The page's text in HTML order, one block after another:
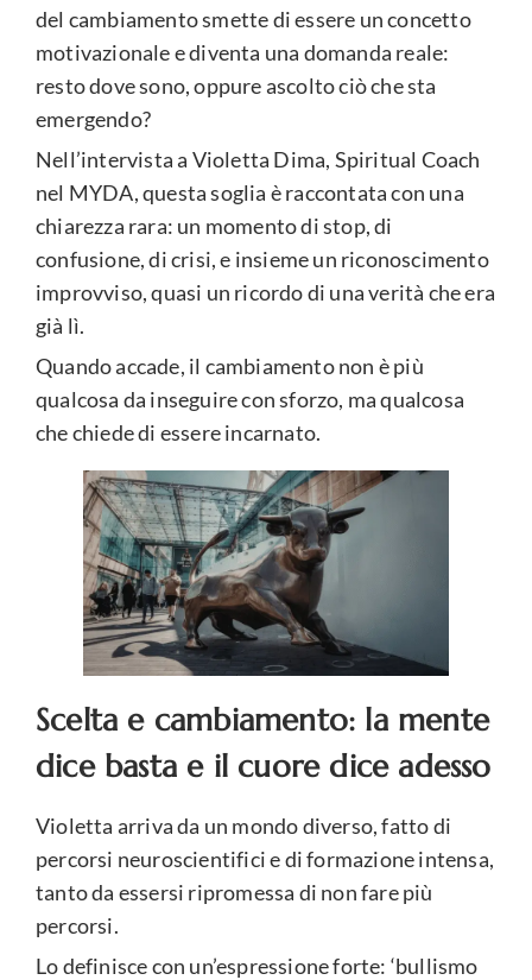
del cambiamento smette di essere un concetto
motivazionale e diventa una domanda reale:
resto dove sono, oppure ascolto ciò che sta
emergendo?
Nell’intervista a Violetta Dima, Spiritual Coach
nel MYDA, questa soglia è raccontata con una
chiarezza rara: un momento di stop, di
confusione, di crisi, e insieme un riconoscimento
improvviso, quasi un ricordo di una verità che era
già lì.
Quando accade, il cambiamento non è più
qualcosa da inseguire con sforzo, ma qualcosa
che chiede di essere incarnato.
Scelta e cambiamento: la mente
dice basta e il cuore dice adesso
Violetta arriva da un mondo diverso, fatto di
percorsi neuroscientifici e di formazione intensa,
tanto da essersi ripromessa di non fare più
percorsi.
Lo definisce con un’espressione forte: ‘bullismo